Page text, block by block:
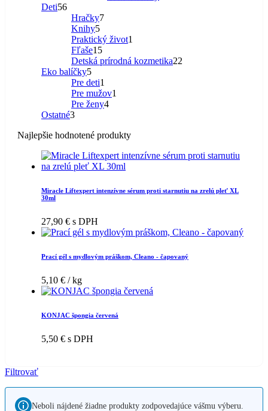
Deti5656
produktov
Hračky77
Knihy55
produktov
Praktický život1
Fľaše1515
produktov
Detská prírodná kozmetika22
Eko balíčky55
produktov
Pre deti1
produkt
Pre mužov1
Pre ženy44
Ostatné33
Najlepšie hodnotené produkty
Miracle Liftexpert intenzívne sérum proti starnutiu na zrelú pleť XL
30ml
27,90 € s DPH
Prací gél s mydlovým práškom, Cleano - čapovaný
5,10 € / kg
KONJAC špongia červená
5,50 € s DPH
Filtrovať
Neboli nájdené žiadne produkty zodpovedajúce vášmu výberu.